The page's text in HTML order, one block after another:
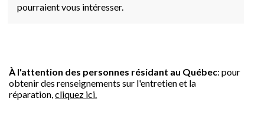
pourraient vous intéresser.
À l'attention des personnes résidant au Québec: pour
obtenir des renseignements sur l'entretien et la
réparation,cliquez ici.